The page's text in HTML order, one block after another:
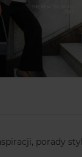
porady